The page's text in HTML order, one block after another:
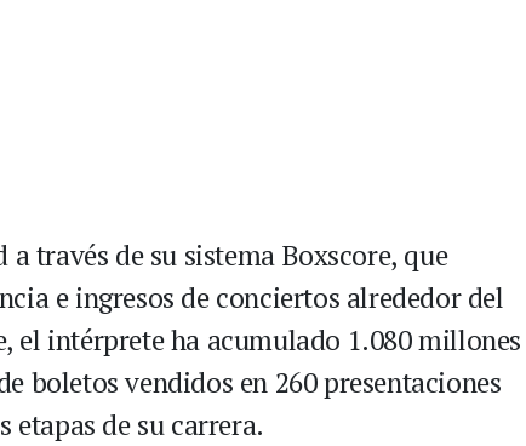
través de su sistema Boxscore, que
e ingresos de conciertos alrededor del
el intérprete ha acumulado 1.080 millones
boletos vendidos en 260 presentaciones
etapas de su carrera.